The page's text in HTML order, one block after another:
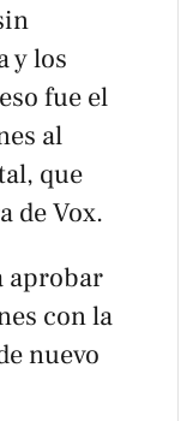
y los
fue el
al
que
de Vox.
aprobar
con la
nuevo